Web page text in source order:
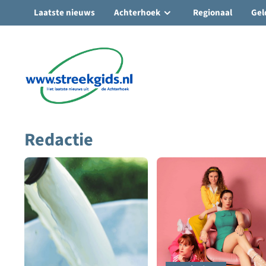
Ga
inhoud
Laatste nieuws Achterhoek Regionaal
Redactie